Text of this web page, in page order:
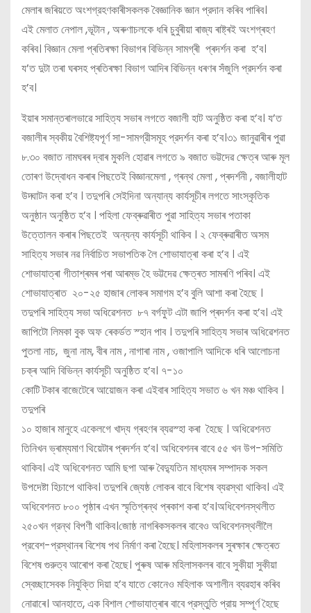
মেলাৰ জৰিয়তে অংশগ্রহণকাৰীসকলক বৈজ্ঞানিক জ্ঞান প্রদান কৰিব পাৰিব।
এই মেলাত নেপাল ,ভূটান , অৰুণাচলকে ধৰি চুবুৰীয়া ৰাজ্য ৰাষ্ট্ৰই অংশগ্ৰহণ
কৰিব। বিজ্ঞান মেলা প্ৰতিৰক্ষা বিভাগৰ বিভিন্ন সামগ্ৰী প্ৰদৰ্শন কৰা হ’ব।
য’ত দুটা তৰা ঘৰসহ প্ৰতিৰক্ষা বিভাগ আদিৰ বিভিন্ন ধৰণৰ সঁজুলি প্রদর্শন কৰা
হ’ব।
ইয়াৰ সমান্তৰালভাৱে সাহিত্য সভাৰ লগতে বজালী হাট অনুষ্ঠিত কৰা হ’ব। য’ত
বজালীৰ স্বকীয় বৈশিষ্ট্যপূর্ণ সা-সামগ্রীসমূহ প্রদর্শন কৰা হ’ব।৩১ জানুৱাৰীৰ পুৱা
৮.৩০ বজাত নামঘৰৰ দ্বাৰ মুকলি হোৱাৰ লগতে ৯ বজাত ভট্টদেৱ ক্ষেত্ৰ আৰু মূল
তোৰণ উদ্বোধন কৰাৰ পিছতেই বিজ্ঞানমেলা , গ্ৰন্থ মেলা , প্ৰদৰ্শনী , বজালীহাট
উদ্ঘাটন কৰা হ’ব । তদুপৰি সেইদিনা অন্যান্য কাৰ্যসূচীৰ লগতে সাংস্কৃতিক
অনুষ্ঠান অনুষ্ঠিত হ’ব । পহিলা ফেব্ৰুৱাৰীত পুৱা সাহিত্য সভাৰ পতাকা
উত্তোলন কৰাৰ পিছতেই অন্যন্য কাৰ্যসূচী থাকিব । ২ ফেব্ৰুৱাৰীত অসম
সাহিত্য সভাৰ নৱ নিৰ্বাচিত সভাপতিক লৈ শোভাযাত্ৰা কৰা হ’ব । এই
শোভাযাত্ৰা গীতাশ্ৰমৰ পৰা আৰম্ভ হৈ ভট্টদেৱ ক্ষেত্ৰত সামৰণি পৰিব। এই
শোভাযাত্ৰাত ২০-২৫ হাজাৰ লোকৰ সমাগম হ’ব বুলি আশা কৰা হৈছে ।
তদুপৰি সাহিত্য সভা অধিৱেশনত ৮৭ বৰ্গফুট এটা জাপি প্ৰদৰ্শন কৰা হ’ব। এই
জাপিটো লিমকা বুক অফ ৰেকৰ্ডত স্হান পাব । তদুপৰি সাহিত্য সভাৰ অধিৱেশনত
পুতলা নাচ, জুনা নাম, বীৰ নাম , নাগাৰা নাম , ওজাপালি আদিকে ধৰি আলোচনা
চক্ৰ আদি বিভিন্ন কাৰ্যসূচী অনুষ্ঠিত হ’ব। ৭-১০
কোটি টকাৰ বাজেটেৰে আয়োজন কৰা এইবাৰ সাহিত্য সভাত ৬ খন মঞ্চ থাকিব ।
তদুপৰি
১০ হাজাৰ মানুহে একেলগে খাদ্য গ্ৰহণৰ ব্যৱস্হা কৰা হৈছে । অধিৱেশনত
তিনিখন ভ্ৰাম্যমাণ থিয়েটাৰ প্ৰদৰ্শন হ’ব। অধিবেশনৰ বাবে ৫৫ খন উপ-সমিতি
থাকিব। এই অধিবেশনত আমি ছপা আৰু বৈদ্যুতিন মাধ্যমৰ সম্পাদক সকল
উপদেষ্টা হিচাপে থাকিব। তদুপৰি জ্যেষ্ঠ লোকৰ বাবে বিশেষ ব্যৱস্থা থাকিব। এই
অধিবেশনত ৮০০ পৃষ্ঠাৰ এখন স্মৃতিগ্ৰন্থ প্ৰকাশ কৰা হ’ব।অধিবেশনস্থলীত
২৫০খন গ্রন্থ বিপণী থাকিব।জোষ্ঠ নাগৰিকসকলৰ বাবেও অধিবেশনস্থলীলৈ
প্রবেশ-প্রস্থানৰ বিশেষ পথ নির্মাণ কৰা হৈছে। মহিলাসকলৰ সুৰক্ষাৰ ক্ষেত্ৰত
বিশেষ গুরুত্ব আৰোপ কৰা হৈছে। পুৰুষ আৰু মহিলাসকলৰ বাবে সুকীয়া সুকীয়া
স্বেচ্ছাসেবক নিযুক্তি দিয়া হ’ব যাতে কোনেও মহিলাক অশালীন ব্যৱহাৰ কৰিব
নোৱাৰে। আনহাতে, এক বিশাল শোভাযাত্ৰাৰ বাবে প্রস্তুতি প্রায় সম্পূর্ণ হৈছে